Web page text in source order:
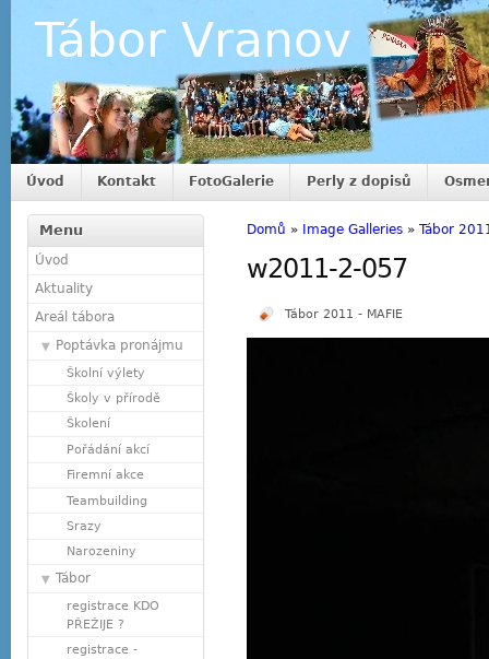
Tábor Vranov
Úvod Kontakt FotoGalerie Perly z dopisů
Menu
Úvod
Aktuality
Areál tábora
Poptávka pronájmu
Školní výlety
Školy v přírodě
Školení
Pořádání akcí
Firemní akce
Teambuilding
Srazy
Narozeniny
Tábor
registrace KDO
PŘEŽIJE ?
registrace -
Domů » Image Galleries » Tábor
w2011-2-057
Tábor 2011 - MAFIE